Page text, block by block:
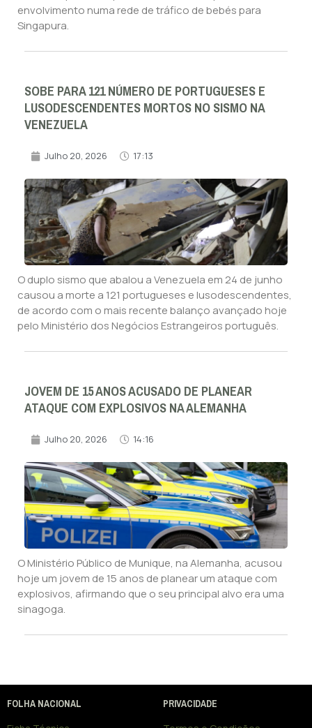
envolvimento numa rede de tráfico de bebés para
Singapura.
SOBE PARA 121 NÚMERO DE PORTUGUESES E
LUSODESCENDENTES MORTOS NO SISMO NA
VENEZUELA
Julho 20, 2026 17:13
O duplo sismo que abalou a Venezuela em 24 de junho
causou a morte a 121 portugueses e lusodescendentes,
de acordo com o mais recente balanço avançado hoje
pelo Ministério dos Negócios Estrangeiros português.
JOVEM DE 15 ANOS ACUSADO DE PLANEAR
ATAQUE COM EXPLOSIVOS NA ALEMANHA
Julho 20, 2026 14:16
O Ministério Público de Munique, na Alemanha, acusou
hoje um jovem de 15 anos de planear um ataque com
explosivos, afirmando que o seu principal alvo era uma
sinagoga.
FOLHA NACIONAL PRIVACIDADE